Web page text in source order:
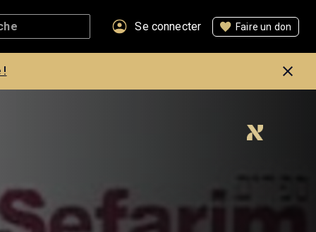
Se connecter Faire un don
!